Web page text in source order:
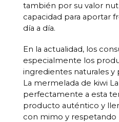
también por su valor
capacidad para aportar
día a día.
En la actualidad, los
especialmente los
ingredientes naturales y
La mermelada de kiwi
perfectamente a esta
producto auténtico y
con mimo y respetando